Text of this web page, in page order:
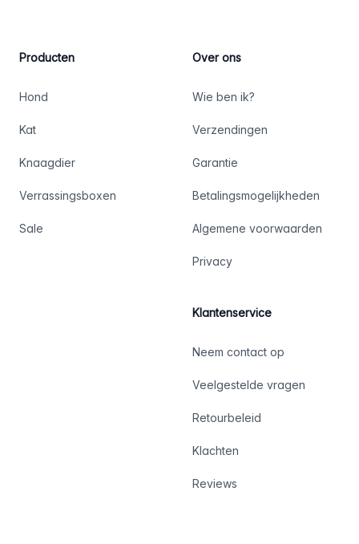
Producten
Hond
Kat
Knaagdier
Verrassingsboxen
Sale
Over ons
Wie ben ik?
Verzendingen
Garantie
Betalingsmogelijkheden
Algemene voorwaarden
Privacy
Klantenservice
Neem contact op
Veelgestelde vragen
Retourbeleid
Klachten
Reviews